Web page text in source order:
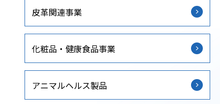
皮革関連事業
化粧品・健康食品事業
アニマルヘルス製品